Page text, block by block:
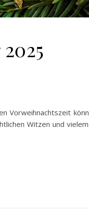
Vorweihnachtszeit
Witzen und